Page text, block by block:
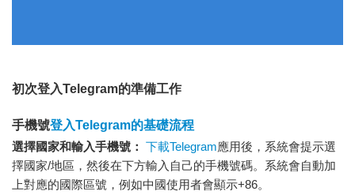
初次登入Telegram的準備工作
手機號登入Telegram的基礎流程
選擇國家和輸入手機號： 下載Telegram應用後，系統會提示選
擇國家/地區，然後在下方輸入自己的手機號碼。系統會自動加
上對應的國際區號，例如中國使用者會顯示+86。